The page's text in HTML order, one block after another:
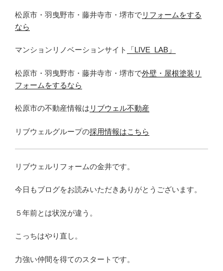
松原市・羽曳野市・藤井寺市・堺市でリフォームをする
なら
マンションリノベーションサイト 「LIVE_LAB」
松原市・羽曳野市・藤井寺市・堺市で外壁・屋根塗装リ
フォームをするなら
松原市の不動産情報は リブウェル不動産
リブウェルグループの採用情報はこちら
リブウェルリフォームの金井です。
今日もブログをお読みいただきありがとうございます。
５年前とは状況が違う。
こっちはやり直し。
力強い仲間を得てのスタートです。